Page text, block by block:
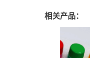
相关产品：